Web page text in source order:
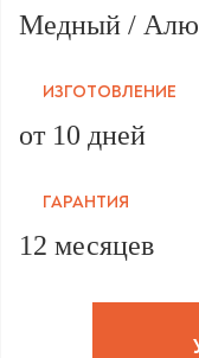
Медный /
ИЗГОТОВЛЕНИЕ
от 10 дней
ГАРАНТИЯ
12 месяцев